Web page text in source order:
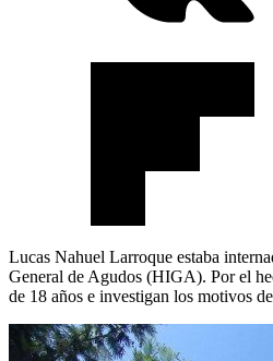
Lucas Nahuel Larroque estaba
General de Agudos (HIGA). Por el
de 18 años e investigan los motivos